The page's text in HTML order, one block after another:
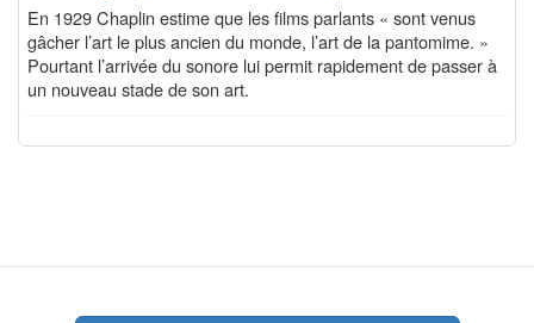
En 1929 Chaplin estime que les films parlants « sont venus
gâcher l’art le plus ancien du monde, l’art de la pantomime. »
Pourtant l’arrivée du sonore lui permit rapidement de passer à
un nouveau stade de son art.